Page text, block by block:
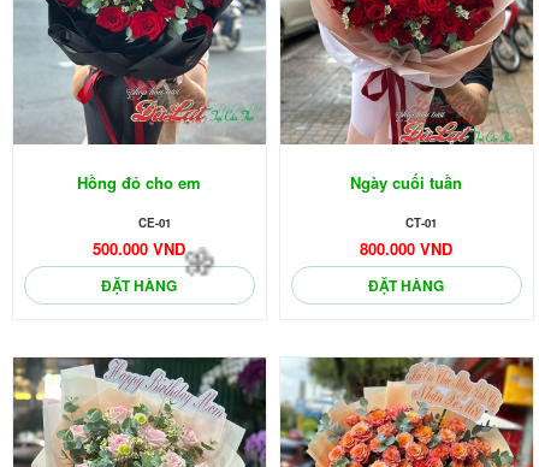
Hồng đỏ cho em
CE-01
500.000 VND
ĐẶT HÀNG
Ngày cuối tuần
CT-01
800.000 VND
ĐẶT HÀNG
🌼